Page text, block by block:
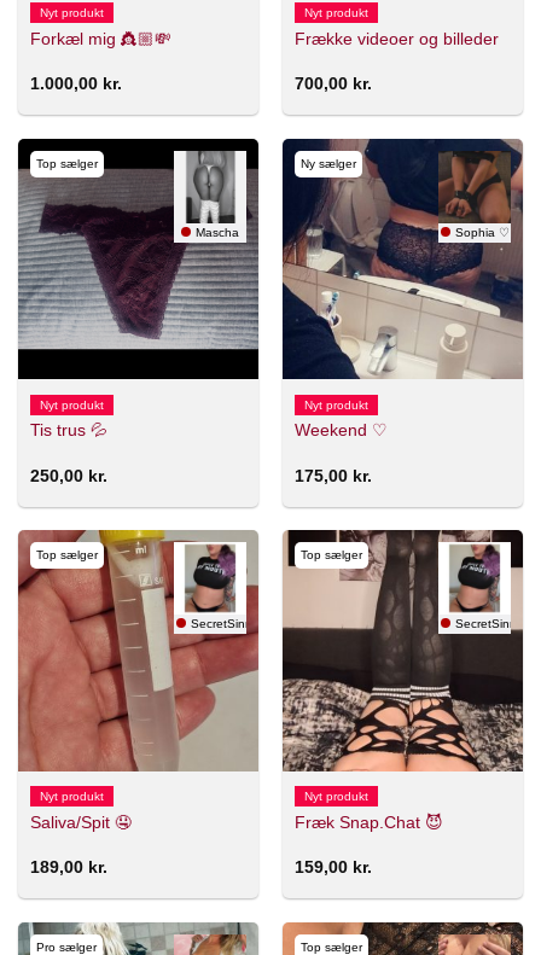
Nyt produkt
Forkæl mig 👸🏼💸
1.000,00 kr.
Nyt produkt
Frække videoer og billeder
700,00 kr.
Top sælger
Mascha
Nyt produkt
Tis trus 💦
250,00 kr.
Ny sælger
Sophia ♡
Nyt produkt
Weekend ♡
175,00 kr.
Top sælger
SecretSinnerX 🇸🇪
Nyt produkt
Saliva/Spit 🤤
189,00 kr.
Top sælger
Nyt produkt
Fræk Snap.Chat 😈
159,00 kr.
Pro sælger Top sælger